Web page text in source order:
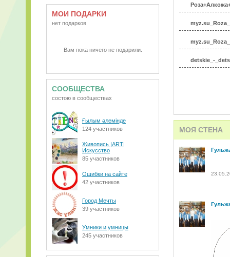
МОИ ПОДАРКИ
нет подарков
Вам пока ничего не подарили.
СООБЩЕСТВА
состою в сообществах
Ғылым әлемінде
124 участников
Живопись |ART|
Искусство
85 участников
Ошибки на сайте
42 участников
Город Мечты
39 участников
Умники и умницы
245 участников
detskie_-
МОЯ СТЕНА